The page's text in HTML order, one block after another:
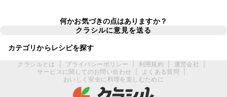
何かお気づきの点はありますか？
クラシルに意見を送る
カテゴリからレシピを探す
クラシルとは プライバシーポリシー 利用規約 運営会社
サービスに関してのお問い合わせ
よくある質問
おいしく安全に料理を楽しむために